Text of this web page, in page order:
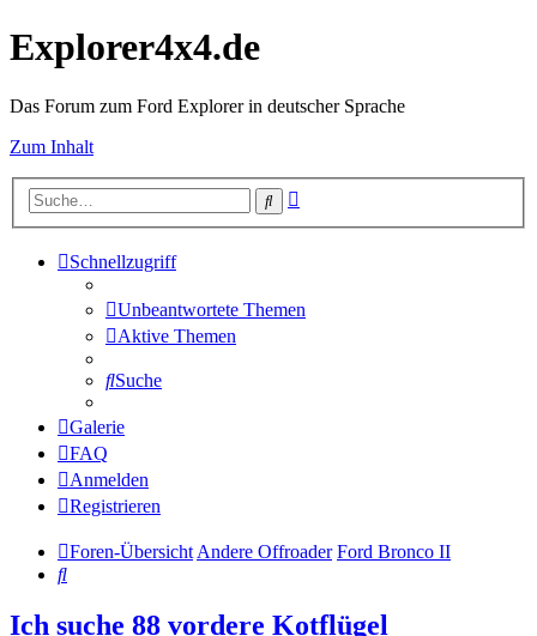
Explorer4x4.de
Das Forum zum Ford Explorer in deutscher Sprache
Zum Inhalt
Suche
Schnellzugriff
Unbeantwortete Themen
Aktive Themen
Suche
Galerie
FAQ
Anmelden
Registrieren
Foren-ÜbersichtAndere Offroader Ford Bronco II
Suche
Ich suche 88 vordere Kotflügel